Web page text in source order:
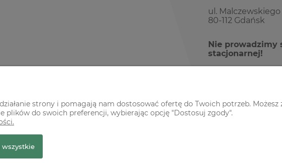
ul. Malczewskiego
80-112 Gdańsk
Nie prowadzimy
stacjonarnej!
strony i pomagają nam dostosować ofertę do Twoich potrzeb. Możesz
do swoich preferencji, wybierając opcję "Dostosuj zgody".
wszystkie